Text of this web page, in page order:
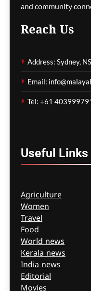
and community
Reach Us
Address: Sydney,
Email:
Tel: +61
Useful Links
Agriculture
Women
Travel
Food
World news
Kerala news
India news
Editorial
Movies